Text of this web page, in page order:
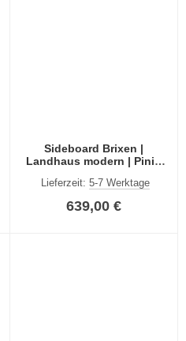
Sideboard Brixen |
Landhaus modern | Pinie
Lieferzeit:5-7 Werktage
639,00 €